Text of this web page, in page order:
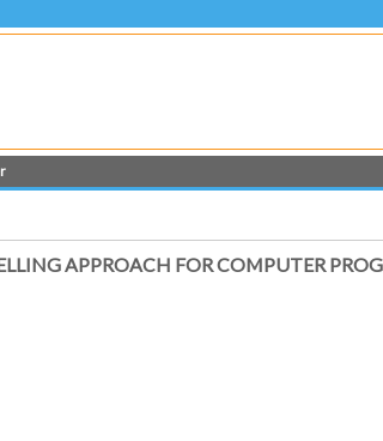
APPROACH FOR COMPUTER